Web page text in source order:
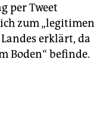
per Tweet
zum „legitimen
erklärt, da
Boden“ befinde.